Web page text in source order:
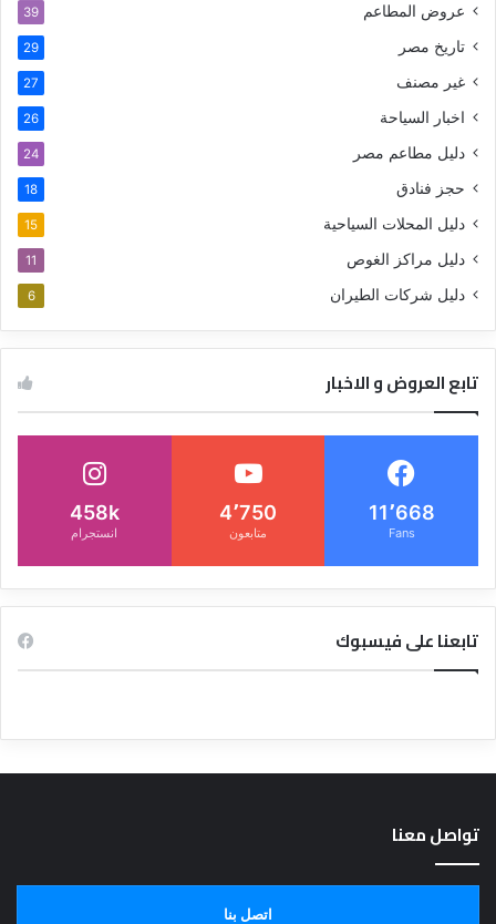
عروض المطاعم 39
تاريخ مصر 29
غير مصنف 27
اخبار السياحة 26
دليل مطاعم مصر 24
حجز فنادق 18
دليل المحلات السياحية 15
دليل مراكز الغوص 11
دليل شركات الطيران 6
تابع العروض و الاخبار
11٬668
Fans
4٬750
متابعون
458k
انستجرام
تابعنا على فيسبوك
تواصل معنا
اتصل بنا